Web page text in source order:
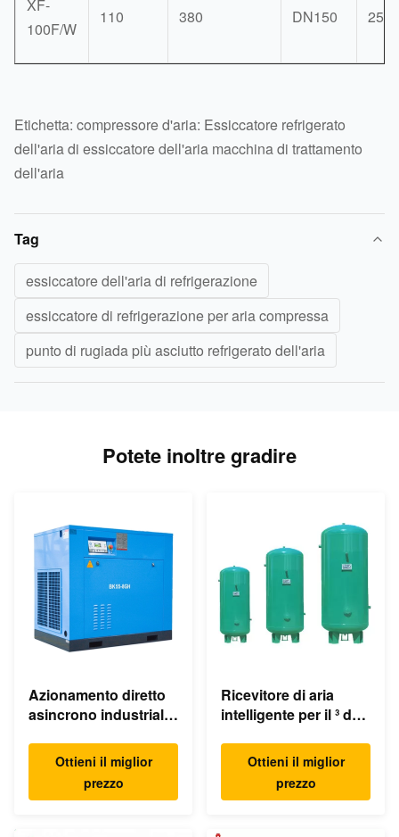
XF-
100F/W
110 380 DN150
Etichetta: compressore d'aria: Essiccatore refrigerato
dell'aria di essiccatore dell'aria macchina di trattamento
dell'aria
Tag
essiccatore dell'aria di refrigerazione
essiccatore di refrigerazione per aria compressa
punto di rugiada più asciutto refrigerato dell'aria
Potete inoltre gradire
Azionamento diretto
asincrono industriale
d'aria della vite di
55KW 75HP 8bar
350cfm
Ottieni il miglior
prezzo
Ricevitore di aria
intelligente per il ³ del
1.0m compressore
d'aria/del
compressore
Ottieni il miglior
prezzo